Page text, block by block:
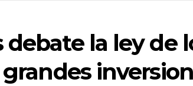
la ley de
grandes